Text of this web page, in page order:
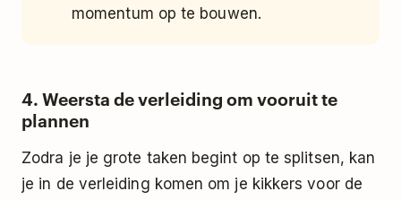
momentum op te bouwen.
4. Weersta de verleiding om vooruit te
plannen
Zodra je je grote taken begint op te splitsen, kan
je in de verleiding komen om je kikkers voor de